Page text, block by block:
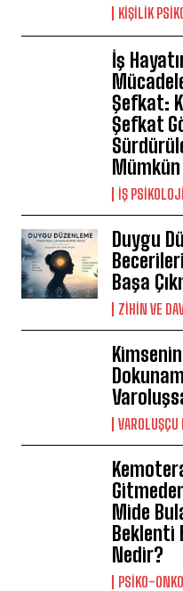
KIŞILIK
İş
Şefkat:
Şefkat
İŞ
Duygu
Başa
⁠ZIHIN VE
Kimsenin
Mide
Beklenti
Nedir?
PSIKO-